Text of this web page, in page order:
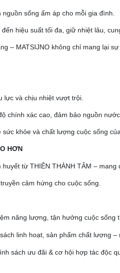
sống ấm áp cho mỗi gia đình.
hiệu suất tối đa, giữ nhiệt lâu,
– MATSIJNO không chỉ mang lại
lực và chịu nhiệt vượt trội.
chính xác cao, đảm bảo nguồn
khỏe và chất lượng cuộc sống
HƠN
từ THIÊN THÀNH TÂM –
cảm hứng cho cuộc sống.
năng lượng, tận hưởng cuộc sống
linh hoạt, sản phẩm chất lượng –
sách ưu đãi & cơ hội hợp tác độc